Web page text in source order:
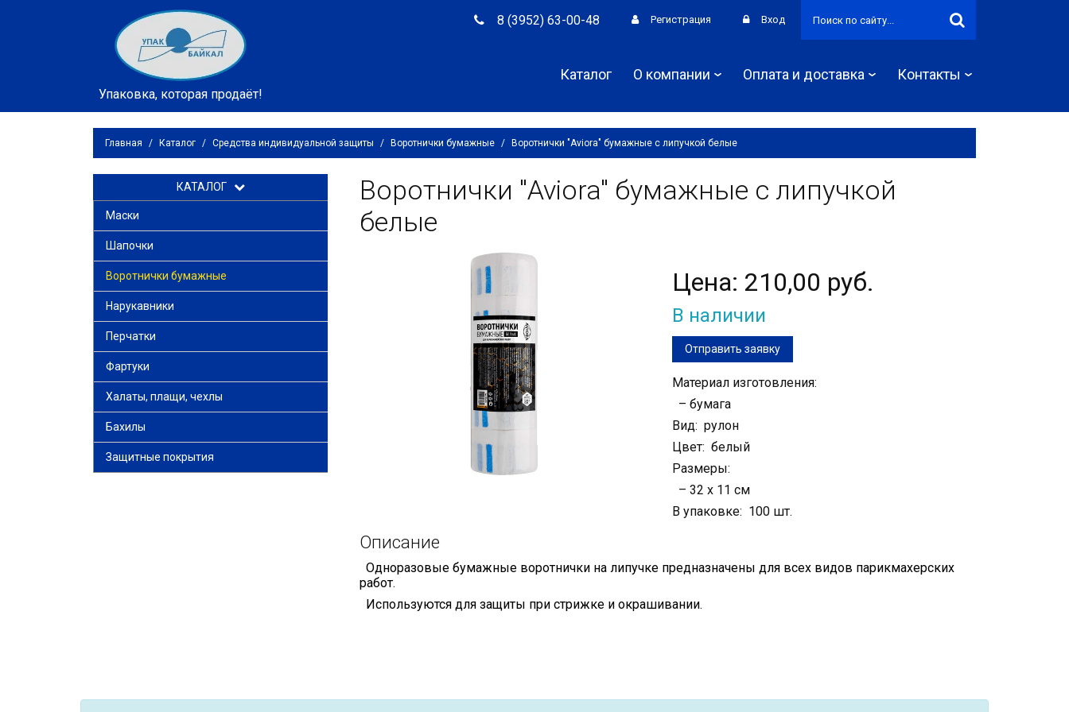
Упаковка, которая продаёт!
8 (3952) 63-00-48 Регистрация Вход
Каталог О компании Оплата и доставка Контакты
Главная / Каталог / Средства индивидуальной защиты / Воротнички бумажные / Воротнички "Aviora" бумажные с липучкой белые
КАТАЛОГ
Маски
Шапочки
Воротнички бумажные
Нарукавники
Перчатки
Фартуки
Халаты, плащи, чехлы
Бахилы
Защитные покрытия
Воротнички "Aviora" бумажные с липучкой
белые
Цена: 210,00 руб.
В наличии
Отправить заявку
Материал изготовления:
– бумага
Вид: рулон
Цвет: белый
Размеры:
– 32 х 11 см
В упаковке: 100 шт.
Описание
Одноразовые бумажные воротнички на липучке предназначены для всех видов парикмахерских
работ.
Используются для защиты при стрижке и окрашивании.